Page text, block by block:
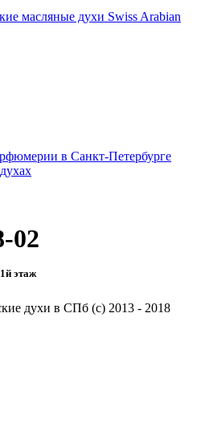
масляные духи Swiss Arabian
в Санкт-Петербурге
02
этаж
духи в СПб (c) 2013 - 2018